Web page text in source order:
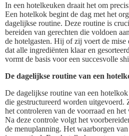
In een hotelkeuken draait het om
Een hotelkok begint de dag met het
dagelijkse routine. Deze routine is
bereiden van gerechten die voldoen
de hotelgasten. Hij of zij voert de mise
dat alle ingrediënten klaar en
vormt de basis voor een succesvolle
De dagelijkse routine van een
De dagelijkse routine van een
die gestructureerd worden uitgevoerd.
het controleren van de voorraad en
Na deze controle volgt het
de menuplanning. Het waarborgen